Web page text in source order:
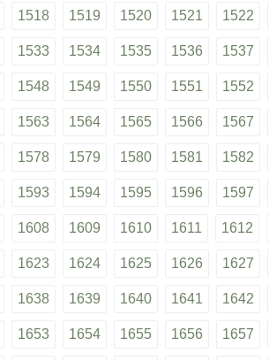
1518 1519 1520 1521 1522
1533 1534 1535 1536 1537
1548 1549 1550 1551 1552
1563 1564 1565 1566 1567
1578 1579 1580 1581 1582
1593 1594 1595 1596 1597
1608 1609 1610 1611 1612
1623 1624 1625 1626 1627
1638 1639 1640 1641 1642
1653 1654 1655 1656 1657